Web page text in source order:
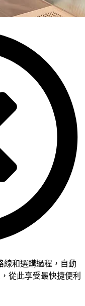
線和選購過程，自動
從此享受最快捷便利